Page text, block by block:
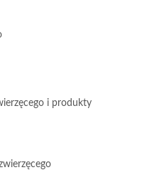
i produkty